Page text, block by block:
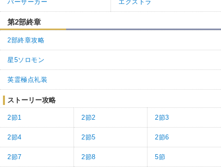
バーサーカー エクストラ
第2部終章
2部終章攻略
星5ソロモン
英霊極点礼装
ストーリー攻略
2節1 2節2 2節3
2節4 2節5 2節6
2節7 2節8 5節